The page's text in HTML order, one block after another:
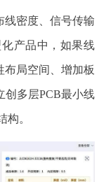
线密度、信号传输
产品中，如果线
布局空间、增加板
创多层PCB最小线
构。